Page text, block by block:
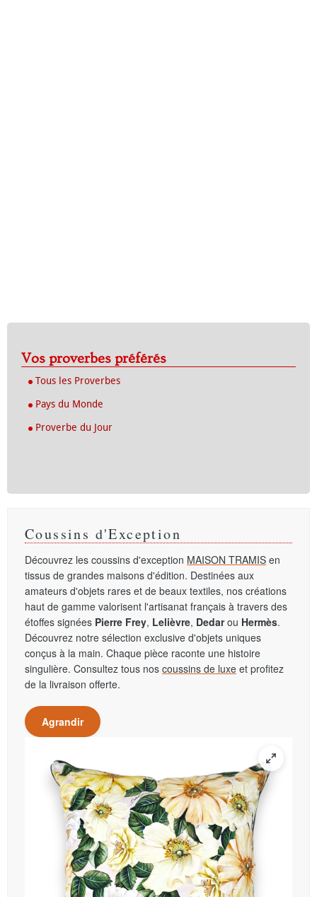
Vos proverbes préférés
Tous les Proverbes
Pays du Monde
Proverbe du Jour
Coussins d'Exception
Découvrez les coussins d'exception MAISON TRAMIS en
tissus de grandes maisons d'édition. Destinées aux
amateurs d'objets rares et de beaux textiles, nos créations
haut de gamme valorisent l'artisanat français à travers des
étoffes signées Pierre Frey, Lelièvre, Dedarou Hermès.
Découvrez notre sélection exclusive d'objets uniques
conçus à la main. Chaque pièce raconte une histoire
singulière. Consultez tous nos coussins de luxe et profitez
de la livraison offerte.
Agrandir